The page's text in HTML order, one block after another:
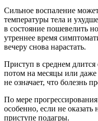
Сильное воспаление
температуры тела и
в состояние пошевелить
утреннее время
вечеру снова нарастать.
Приступ в среднем длится
потом на месяцы или даже
не означает, что болезнь
По мере
особенно, если не
приступе подагры.